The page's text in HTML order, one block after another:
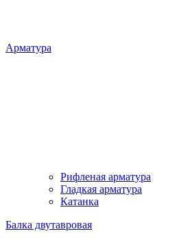
Арматура
Рифленая арматура
Гладкая арматура
Катанка
Балка двутавровая